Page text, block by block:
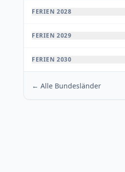
FERIEN 2028
FERIEN 2029
FERIEN 2030
← Alle Bundesländer